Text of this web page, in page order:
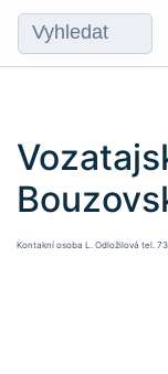
Kontakní osoba L. Odložilová tel.